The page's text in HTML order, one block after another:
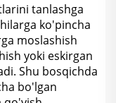
tanlashga
ko'pincha
moslashish
yoki eskirgan
Shu bosqichda
bo'lgan